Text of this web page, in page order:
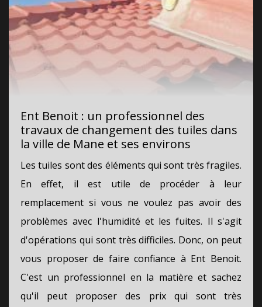
Ent Benoit : un professionnel des
travaux de changement des tuiles dans
la ville de Mane et ses environs
Les tuiles sont des éléments qui sont très fragiles.
En effet, il est utile de procéder à leur
remplacement si vous ne voulez pas avoir des
problèmes avec l'humidité et les fuites. Il s'agit
d'opérations qui sont très difficiles. Donc, on peut
vous proposer de faire confiance à Ent Benoit.
C'est un professionnel en la matière et sachez
qu'il peut proposer des prix qui sont très